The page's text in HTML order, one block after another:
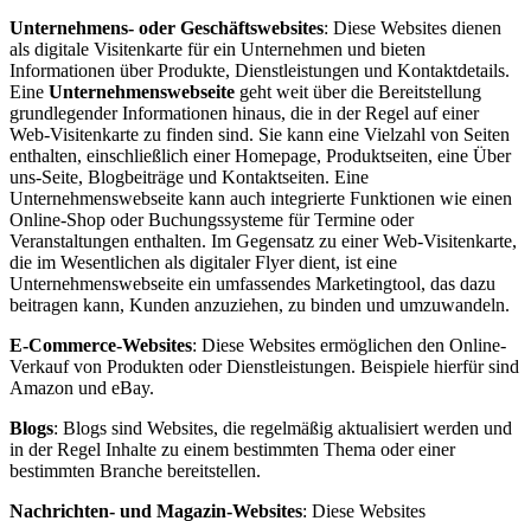
Unternehmens- oder Geschäftswebsites: Diese Websites dienen
als digitale Visitenkarte für ein Unternehmen und bieten
Informationen über Produkte, Dienstleistungen und Kontaktdetails.
Eine Unternehmenswebseite geht weit über die Bereitstellung
grundlegender Informationen hinaus, die in der Regel auf einer
Web-Visitenkarte zu finden sind. Sie kann eine Vielzahl von Seiten
enthalten, einschließlich einer Homepage, Produktseiten, eine Über
uns-Seite, Blogbeiträge und Kontaktseiten. Eine
Unternehmenswebseite kann auch integrierte Funktionen wie einen
Online-Shop oder Buchungssysteme für Termine oder
Veranstaltungen enthalten. Im Gegensatz zu einer Web-Visitenkarte,
die im Wesentlichen als digitaler Flyer dient, ist eine
Unternehmenswebseite ein umfassendes Marketingtool, das dazu
beitragen kann, Kunden anzuziehen, zu binden und umzuwandeln.
E-Commerce-Websites: Diese Websites ermöglichen den Online-
Verkauf von Produkten oder Dienstleistungen. Beispiele hierfür sind
Amazon und eBay.
Blogs: Blogs sind Websites, die regelmäßig aktualisiert werden und
in der Regel Inhalte zu einem bestimmten Thema oder einer
bestimmten Branche bereitstellen.
Nachrichten- und Magazin-Websites: Diese Websites